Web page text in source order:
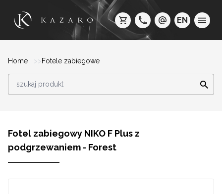
EN
Home Fotele zabiegowe
Fotel zabiegowy NIKO F Plus z
podgrzewaniem - Forest